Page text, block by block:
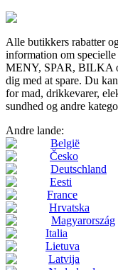
Alle butikkers rabatter
information om
MENY, SPAR, BILKA
dig med at spare. Du
for mad, drikkevarer,
sundhed og andre
Andre lande:
België
Česko
Deutschland
Eesti
France
Hrvatska
Magyarország
Italia
Lietuva
Latvija